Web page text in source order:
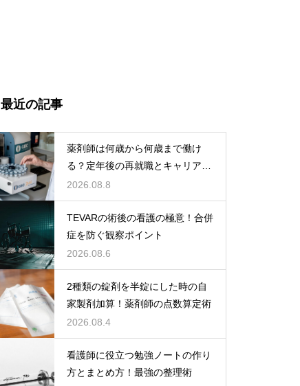
最近の記事
薬剤師は何歳から何歳まで働け
る？定年後の再就職とキャリアの
術
2026.08.8
TEVARの術後の看護の極意！合併
症を防ぐ観察ポイント
2026.08.6
2種類の錠剤を半錠にした時の自
家製剤加算！薬剤師の点数算定術
2026.08.4
看護師に役立つ勉強ノートの作り
方とまとめ方！最強の整理術